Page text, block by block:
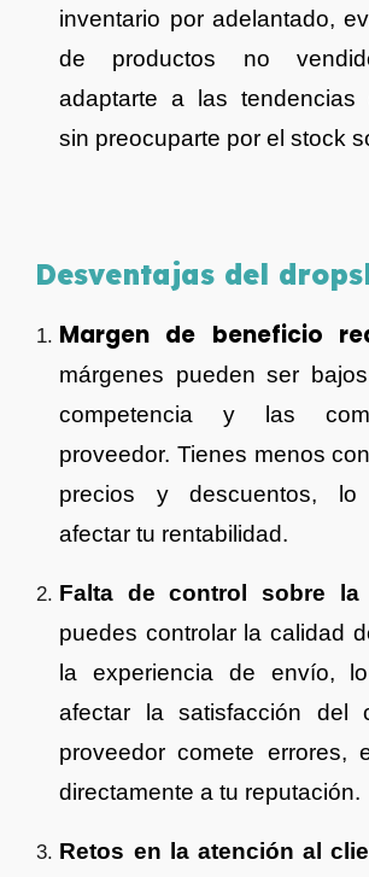
inventario por adelantado,
de productos no
adaptarte a las tendencias
sin preocuparte por el stock
Desventajas del
Margen de beneficio
márgenes pueden ser
competencia y las
proveedor. Tienes menos
precios y descuentos,
afectar tu rentabilidad.
Falta de control sobre la
puedes controlar la calidad
la experiencia de envío,
afectar la satisfacción del
proveedor comete errores,
directamente a tu reputación.
Retos en la atención al